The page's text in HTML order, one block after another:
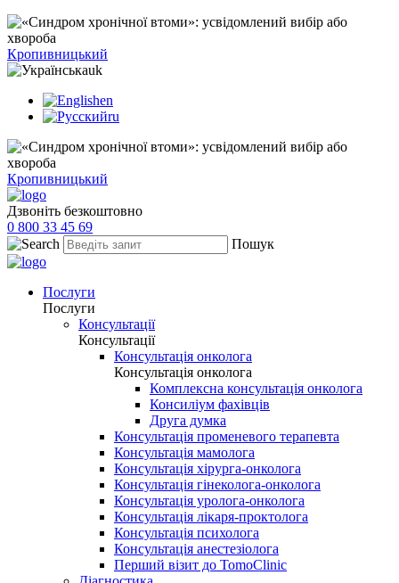
Кропивницький
uk
en
ru
Кропивницький
Дзвоніть безкоштовно
0 800 33 45 69
Пошук
Послуги
Послуги
Консультації
Консультації
Консультація онколога
Консультація онколога
Комплексна консультація онколога
Консиліум фахівців
Друга думка
Консультація променевого терапевта
Консультація мамолога
Консультація хірурга-онколога
Консультація гінеколога-онколога
Консультація уролога-онколога
Консультація лікаря-проктолога
Консультація психолога
Консультація анестезіолога
Перший візит до TomoClinic